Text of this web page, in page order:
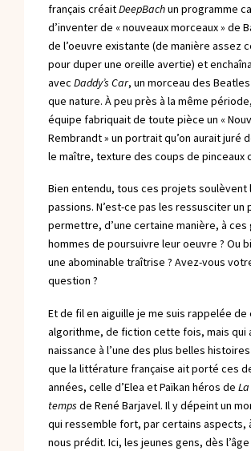
français créaitDeepBachun programme
d’inventer de « nouveaux morceaux » de
de l’oeuvre existante (de manière assez
pour duper une oreille avertie) et
avec Daddy’s Car, un morceau des
que nature. À peu près à la même
équipe fabriquait de toute pièce un «
Rembrandt » un portrait qu’on aurait juré
le maître, texture des coups de pinceaux
Bien entendu, tous ces projets soulèvent
passions. N’est-ce pas les ressusciter un
permettre, d’une certaine manière, à ces
hommes de poursuivre leur oeuvre ? Ou
une abominable traîtrise ? Avez-vous
question ?
Et de fil en aiguille je me suis rappelée de
algorithme, de fiction cette fois, mais qui
naissance à l’une des plus belles histoires
que la littérature française ait porté ces
années, celle d’Elea et Païkan héros de
temps de René Barjavel. Il y dépeint un
qui ressemble fort, par certains aspects,
nous prédit. Ici, les jeunes gens, dès